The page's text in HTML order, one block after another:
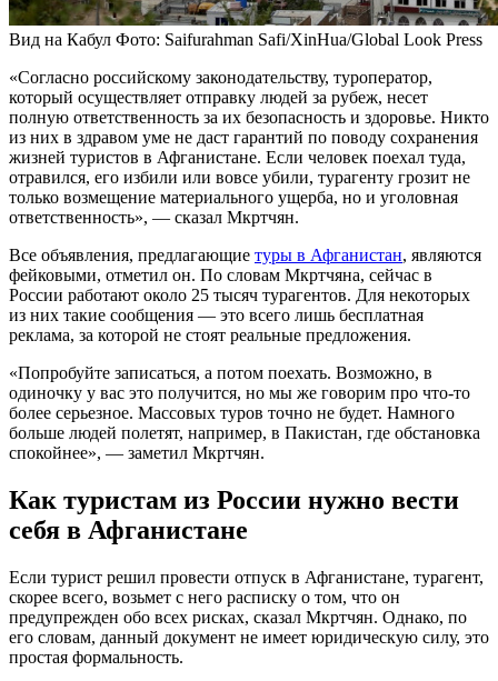
Вид на Кабул Фото: Saifurahman Safi/XinHua/Global Look Press
«Согласно российскому законодательству, туроператор,
который осуществляет отправку людей за рубеж, несет
полную ответственность за их безопасность и здоровье. Никто
из них в здравом уме не даст гарантий по поводу сохранения
жизней туристов в Афганистане. Если человек поехал туда,
отравился, его избили или вовсе убили, турагенту грозит не
только возмещение материального ущерба, но и уголовная
ответственность», — сказал Мкртчян.
Все объявления, предлагающие туры в Афганистан, являются
фейковыми, отметил он. По словам Мкртчяна, сейчас в
России работают около 25 тысяч турагентов. Для некоторых
из них такие сообщения — это всего лишь бесплатная
реклама, за которой не стоят реальные предложения.
«Попробуйте записаться, а потом поехать. Возможно, в
одиночку у вас это получится, но мы же говорим про что-то
более серьезное. Массовых туров точно не будет. Намного
больше людей полетят, например, в Пакистан, где обстановка
спокойнее», — заметил Мкртчян.
Как туристам из России нужно вести
себя в Афганистане
Если турист решил провести отпуск в Афганистане, турагент,
скорее всего, возьмет с него расписку о том, что он
предупрежден обо всех рисках, сказал Мкртчян. Однако, по
его словам, данный документ не имеет юридическую силу, это
простая формальность.